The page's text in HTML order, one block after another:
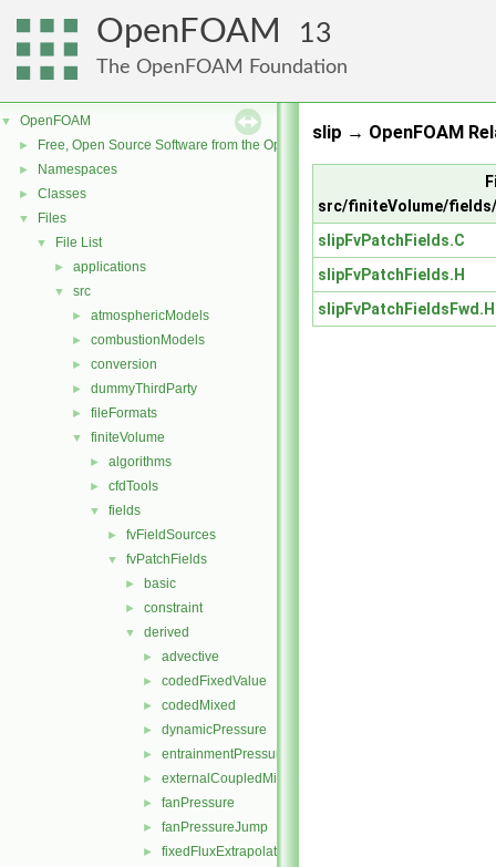
OpenFOAM 13
The OpenFOAM Foundation
▼ OpenFOAM
► Free, Open Source Software from the OpenFOAM Foundation
► Namespaces
► Classes
▼ Files
▼ File List
► applications
▼ src
► atmosphericModels
► combustionModels
► conversion
► dummyThirdParty
► fileFormats
▼ finiteVolume
► algorithms
► cfdTools
▼ fields
► fvFieldSources
▼ fvPatchFields
► basic
► constraint
▼ derived
► advective
► codedFixedValue
► codedMixed
► dynamicPressure
► entrainmentPressure
► externalCoupledMixed
► fanPressure
► fanPressureJump
► fixedFluxExtrapolatedPressure
slip → OpenFOAM
src/finiteVolume/
slipFvPatchFields.C
slipFvPatchFields.H
slipFvPatchFieldsFwd.H